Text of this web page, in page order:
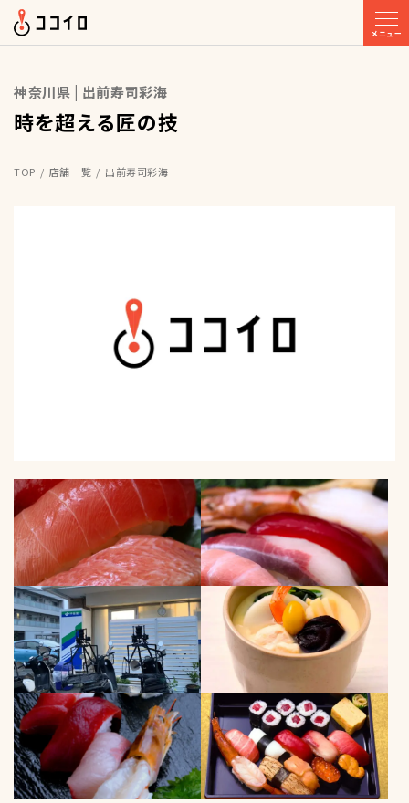
メニュー
神奈川県 | 出前寿司彩海
時を超える匠の技
TOP 店舗一覧 出前寿司彩海